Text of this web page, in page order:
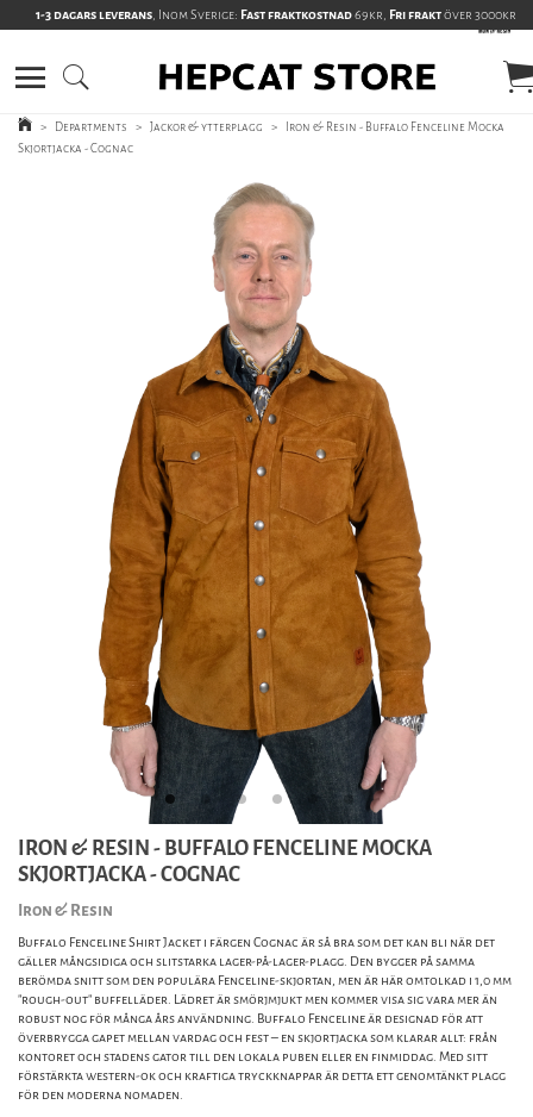
1-3 dagars leverans, Inom Sverige: Fast fraktkostnad69kr, Fri fraktöver 3000kr
> Departments > Jackor & ytterplagg >
Iron & Resin - Buffalo Fenceline Mocka
Skjortjacka - Cognac
IRON & RESIN - BUFFALO FENCELINE MOCKA
SKJORTJACKA - COGNAC
Iron & Resin
Buffalo Fenceline Shirt Jacket i färgen Cognac är så bra som det kan bli när det
gäller mångsidiga och slitstarka lager-på-lager-plagg. Den bygger på samma
berömda snitt som den populära Fenceline-skjortan, men är här omtolkad i 1,0 mm
"rough-out" buffelläder. Lädret är smörjmjukt men kommer visa sig vara mer än
robust nog för många års användning. Buffalo Fenceline är designad för att
överbrygga gapet mellan vardag och fest – en skjortjacka som klarar allt: från
kontoret och stadens gator till den lokala puben eller en finmiddag. Med sitt
förstärkta western-ok och kraftiga tryckknappar är detta ett genomtänkt plagg
för den moderna nomaden.